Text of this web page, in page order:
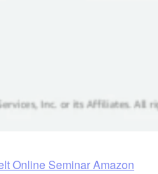
Online Seminar Amazon